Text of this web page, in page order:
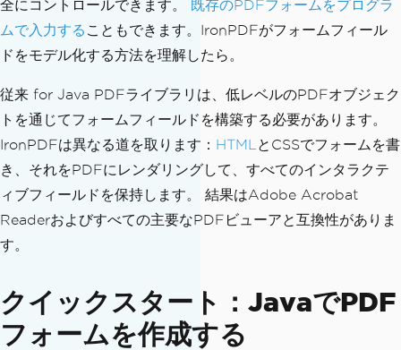
全にコントロールできます。
既存のPDFフォームをプログラ
ムで入力する こともできます。IronPDFがフォームフィール
ドをモデル化する方法を理解したら。
従来 for Java PDFライブラリは、低レベルのPDFオブジェク
トを通じてフォームフィールドを構築する必要があります。
IronPDFは異なる道を取ります： HTML とCSSでフォームを書
き、それをPDFにレンダリングして、すべてのインタラクテ
ィブフィールドを保持します。 結果はAdobe Acrobat
Readerおよびすべての主要なPDFビューアと互換性がありま
す。
クイックスタート：JavaでPDF
フォームを作成する